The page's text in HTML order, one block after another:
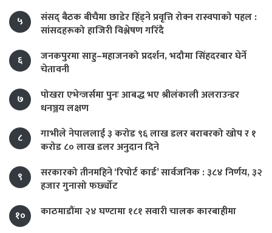
५
संसद् बैठक बीचैमा छाडेर हिँड्ने प्रवृत्ति रोक्न रास्वपाको पहल :
सांसदहरूको हाजिरी विश्लेषण गरिँदै
६
जनकपुरमा साहु–महाजनको प्रदर्शन, भदौमा सिंहदरबार घेर्ने
चेतावनी
७
पोखरा एभेन्जर्समा पुनः आबद्ध भए श्रीलंकाली अलराउन्डर
धनञ्जय लक्षण
८
गाभीले नेपाललाई ३ करोड ९६ लाख डलर बराबरको खोप र १
करोड ८० लाख डलर अनुदान दिने
९
सरकारको तीनमहिने ‘रिपोर्ट कार्ड’ सार्वजनिक : ३८४ निर्णय, ३२
हजार गुनासो फर्छ्योट
१०
काठमाडौंमा २४ घण्टामा १८१ सवारी चालक कारबाहीमा